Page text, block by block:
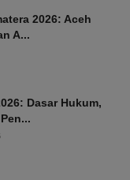
2026: Aceh
A...
Dasar Hukum,